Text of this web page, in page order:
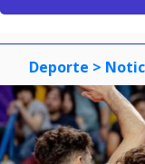
Deporte >